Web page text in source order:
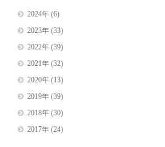
2024年(6)
2023年(33)
2022年(39)
2021年(32)
2020年(13)
2019年(39)
2018年(30)
2017年(24)